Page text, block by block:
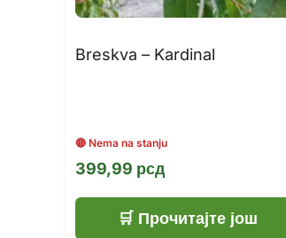
Breskva – Kardinal
399,99 рсд
Прочитајте још